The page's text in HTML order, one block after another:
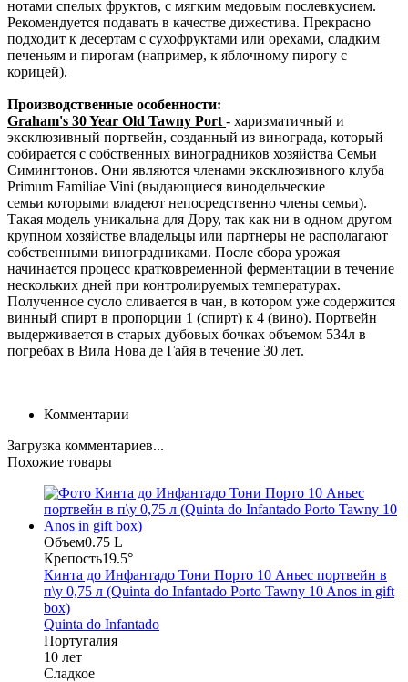
нотами спелых фруктов, с мягким медовым послевкусием.
Рекомендуется подавать в качестве дижестива. Прекрасно
подходит к десертам с сухофруктами или орехами, сладким
печеньям и пирогам (например, к яблочному пирогу с
корицей).
Производственные особенности:
Graham's 30 Year Old Tawny Port - харизматичный и
эксклюзивный портвейн, созданный из винограда, который
собирается с собственных виноградников хозяйства Семьи
Симингтонов. Они являются членами эксклюзивного клуба
Primum Familiae Vini (выдающиеся винодельческие
семьи которыми владеют непосредственно члены семьи).
Такая модель уникальна для Дору, так как ни в одном другом
крупном хозяйстве владельцы или партнеры не располагают
собственными виноградниками. После сбора урожая
начинается процесс кратковременной ферментации в течение
нескольких дней при контролируемых температурах.
Полученное сусло сливается в чан, в котором уже содержится
винный спирт в пропорции 1 (спирт) к 4 (вино). Портвейн
выдерживается в старых дубовых бочках объемом 534л в
погребах в Вила Нова де Гайя в течение 30 лет.
Комментарии
Загрузка комментариев...
Похожие товары
Объем0.75 L
Крепость19.5°
Кинта до Инфантадо Тони Порто 10 Аньес портвейн в
п\у 0,75 л (Quinta do Infantado Porto Tawny 10 Anos in gift
box)
Quinta do Infantado
Португалия
10 лет
Сладкое